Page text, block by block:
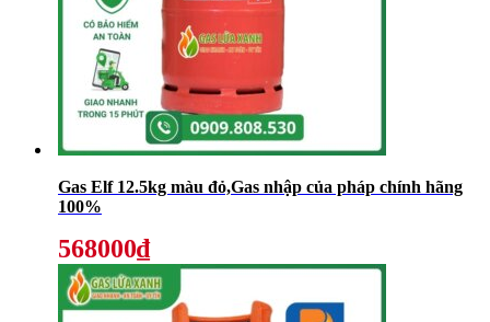
Gas Elf 12.5kg màu đỏ,Gas nhập của pháp chính hãng
100%
568000₫